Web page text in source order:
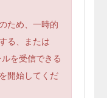
ため、一時的
る、または
を受信できる
開始してくだ